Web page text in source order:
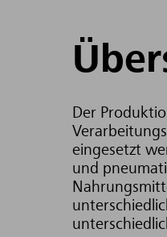
Der
eingesetzt
und